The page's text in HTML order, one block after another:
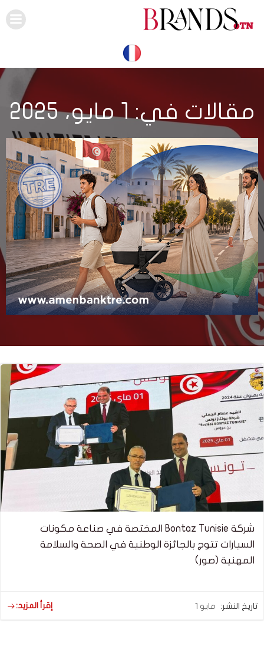
مقالات في: 1 مايو، 2025
شركة Bontaz Tunisie المختصة في صناعة مكونات
السيارات تتوج بالجائزة الوطنية في الصحة والسلامة
المهنية (صور)
تاريخ النشر: مايو 1 إقرأ المزيد: